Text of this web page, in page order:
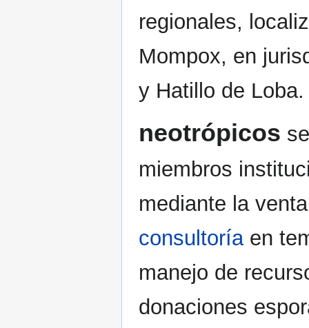
regionales,
Mompox, en
y Hatillo de Loba.
neotrópicos
miembros
mediante la
consultoríaen
manejo de
donaciones